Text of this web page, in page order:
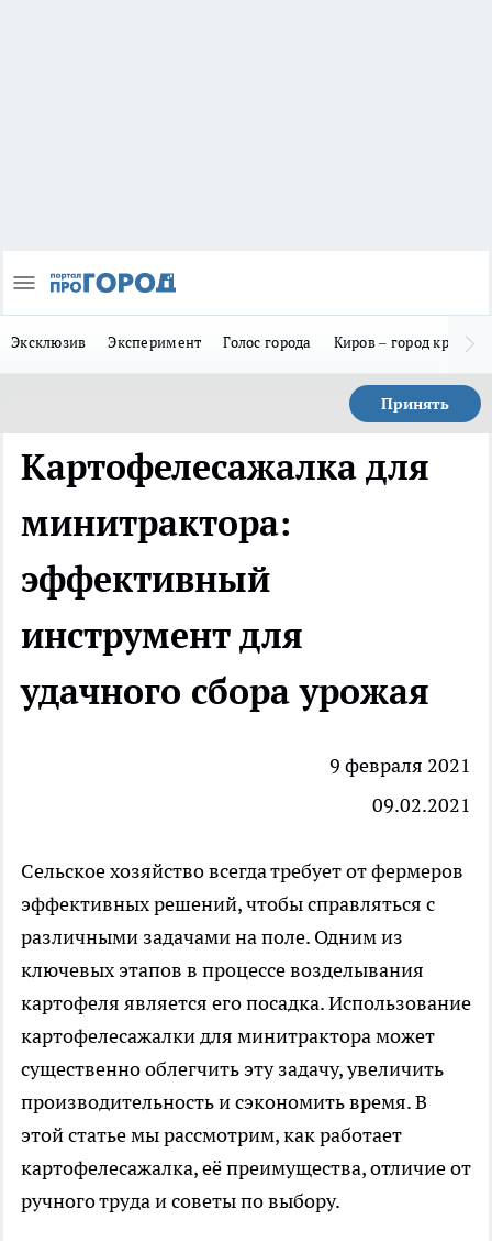
Эксклюзив Эксперимент Голос города Киров – город
Принять
Картофелесажалка для
минитрактора:
эффективный
инструмент для
удачного сбора урожая
9 февраля 2021
09.02.2021
Сельское хозяйство всегда требует от фермеров
эффективных решений, чтобы справляться с
различными задачами на поле. Одним из
ключевых этапов в процессе возделывания
картофеля является его посадка. Использование
картофелесажалки для минитрактора может
существенно облегчить эту задачу, увеличить
производительность и сэкономить время. В
этой статье мы рассмотрим, как работает
картофелесажалка, её преимущества, отличие от
ручного труда и советы по выбору.